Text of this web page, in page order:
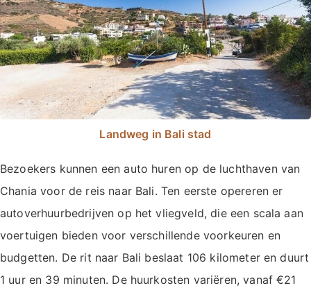
Landweg in Bali stad
Bezoekers kunnen een auto huren op de luchthaven van
Chania voor de reis naar Bali. Ten eerste opereren er
autoverhuurbedrijven op het vliegveld, die een scala aan
voertuigen bieden voor verschillende voorkeuren en
budgetten. De rit naar Bali beslaat 106 kilometer en duurt
1 uur en 39 minuten. De huurkosten variëren, vanaf €21